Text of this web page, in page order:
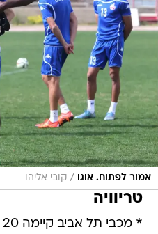
אמור לפתוח. אוגו / קובי אליהו
טריוויה